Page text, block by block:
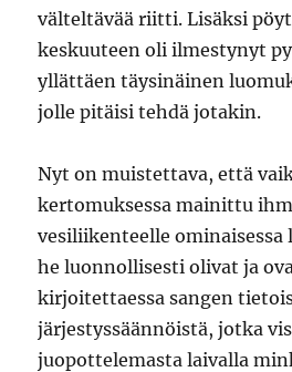
välteltävää riitti. Lisäksi
keskuuteen oli ilmestynyt
yllättäen täysinäinen
jolle pitäisi tehdä jotakin.
Nyt on muistettava, että
kertomuksessa mainittu
vesiliikenteelle ominaisessa
he luonnollisesti olivat ja
kirjoitettaessa sangen
järjestyssäännöistä, jotka
juopottelemasta laivalla